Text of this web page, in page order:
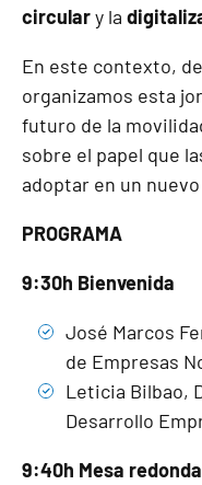
circulary la
En este contexto,
organizamos esta
futuro de la
sobre el papel que
adoptar en un
PROGRAMA
9:30h Bienvenida
José Marcos
de Empresas
Leticia Bilbao,
Desarrollo
9:40h Mesa